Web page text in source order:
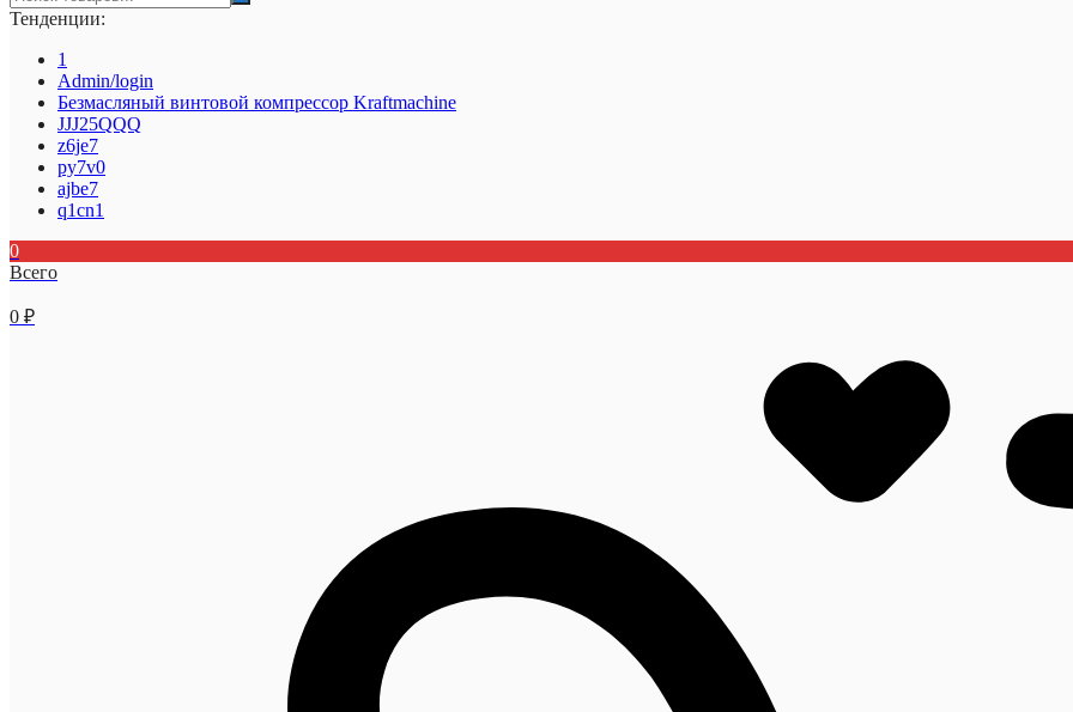
Тенденции:
1
Admin/login
Безмасляный винтовой компрессор Kraftmaсhine
JJJ25QQQ
z6je7
py7v0
ajbe7
q1cn1
0
Всего
0 ₽